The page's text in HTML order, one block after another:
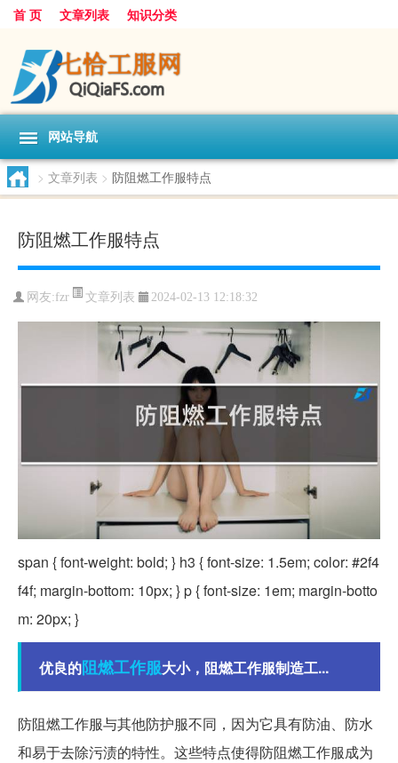
首 页 文章列表 知识分类
网站导航
> 文章列表 > 防阻燃工作服特点
防阻燃工作服特点
网友:fzr 文章列表 2024-02-13 12:18:32
span { font-weight: bold; } h3 { font-size: 1.5em; color: #2f4
f4f; margin-bottom: 10px; } p { font-size: 1em; margin-botto
m: 20px; }
优良的阻燃工作服大小，阻燃工作服制造工...
防阻燃工作服与其他防护服不同，因为它具有防油、防水
和易于去除污渍的特性。这些特点使得防阻燃工作服成为